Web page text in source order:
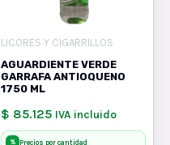
LICORES Y CIGARRILLOS
AGUARDIENTE VERDE
GARRAFA ANTIOQUENO
1750 ML
$ 85.125 IVA incluido
% Precios por cantidad